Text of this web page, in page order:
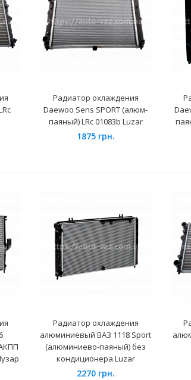
TRM)
дизельными
номер: 2831-012-0..
(алюм-
Luzar
Применение на
Sens и их модификаций
климатической у..
Радиатор охлаждения
Daewoo Sens SPORT (алюм-
паяный) LRc 01083b Luzar
1875 грн.
Радиатор охлаждения
алюминиевый ВАЗ 1118 Sport
(алюминиево-паяный) без
кондиционера Luzar
2270 грн.